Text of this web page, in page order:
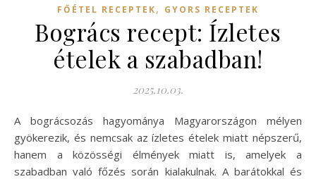
FŐÉTEL RECEPTEK, GYORS RECEPTEK
Bogrács recept: Ízletes
ételek a szabadban!
2025.10.03.
A bográcsozás hagyománya Magyarországon mélyen
gyökerezik, és nemcsak az ízletes ételek miatt népszerű,
hanem a közösségi élmények miatt is, amelyek a
szabadban való főzés során kialakulnak. A barátokkal és